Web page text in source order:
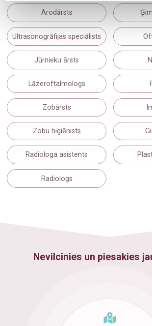
Arodārsts
Ultrasonogrāfijas speciālists
Jūrnieku ārsts
Lāzeroftalmologs
Zobārsts
Zobu higiēnists
Radiologa asistents
Radiologs
Nevilcinies un piesakies